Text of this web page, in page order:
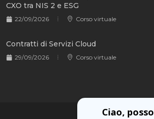
CXO tra NIS 2 e ESG
22/09/2026 Corso virtuale
Contratti di Servizi Cloud
29/09/2026 Corso virtuale
Ciao, posso